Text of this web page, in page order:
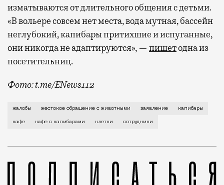
изматываются от длительного общения с детьми.
«В вольере совсем нет места, вода мутная, бассейн
неглубокий, капибары притихшие и испуганные,
они никогда не адаптируются», — пишетодна из
посетительниц.
Фото: t.me/ENews112
С момента открытия нового контактного кафе с
жалобы жестокое обращение с животными заявление капибары
кафе кафе с капибарами клетки сотрудники